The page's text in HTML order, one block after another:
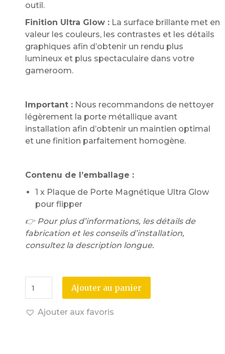
outil.
Finition Ultra Glow : La surface brillante met en
valeur les couleurs, les contrastes et les détails
graphiques afin d’obtenir un rendu plus
lumineux et plus spectaculaire dans votre
gameroom.
Important : Nous recommandons de nettoyer
légèrement la porte métallique avant
installation afin d’obtenir un maintien optimal
et une finition parfaitement homogène.
Contenu de l’emballage :
1 x Plaque de Porte Magnétique Ultra Glow
pour flipper
👉 Pour plus d’informations, les détails de
fabrication et les conseils d’installation,
consultez la description longue.
Ajouter au panier
Ajouter aux favoris